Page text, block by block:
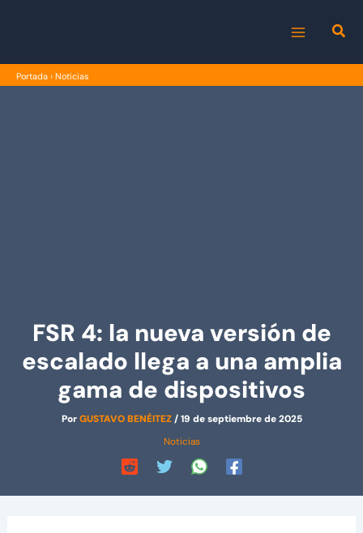
MENU
Portada › Noticias
FSR 4: la nueva versión de
escalado llega a una amplia
gama de dispositivos
PorGUSTAVO BENÉITEZ/19 de septiembre de 2025
Noticias